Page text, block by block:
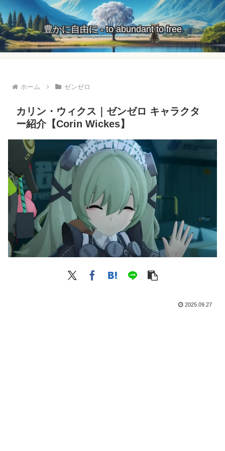
豊かに自由に - to abundant to free
ホーム ゼンゼロ
カリン・ウィクス｜ゼンゼロ キャラクタ
ー紹介【Corin Wickes】
2025.09.27